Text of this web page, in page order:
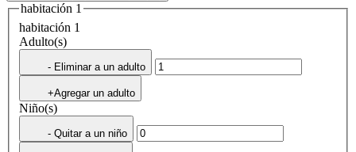
habitación 1
habitación 1
Adulto(s)
- Eliminar a un adulto
+Agregar un adulto
Niño(s)
- Quitar a un niño